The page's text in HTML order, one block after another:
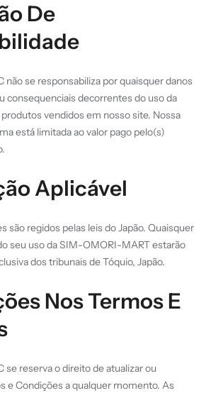
De
não se responsabiliza por quaisquer danos
consequenciais decorrentes do uso da
vendidos em nosso site. Nossa
está limitada ao valor pago pelo(s)
Aplicável
são regidos pelas leis do Japão. Quaisquer
seu uso da SIM-OMORI-MART estarão
dos tribunais de Tóquio, Japão.
Nos Termos E
se reserva o direito de atualizar ou
e Condições a qualquer momento. As